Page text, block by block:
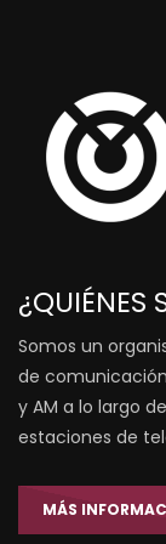
¿QUIÉNES
Somos un
de
y AM a lo largo
estaciones de
MÁS